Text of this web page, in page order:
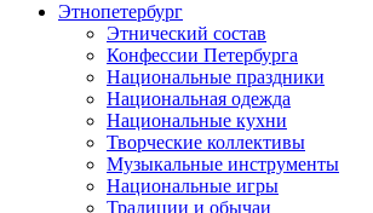
Этнопетербург
Этнический состав
Конфессии Петербурга
Национальные праздники
Национальная одежда
Национальные кухни
Творческие коллективы
Музыкальные инструменты
Национальные игры
Традиции и обычаи